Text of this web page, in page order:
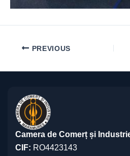
PREVIOUS
Camera de Comerț și
CIF: RO4423143